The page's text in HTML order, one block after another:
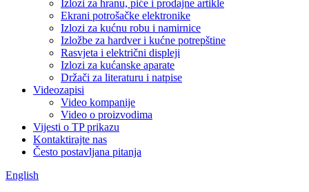
Izlozi za hranu, piće i prodajne artikle
Ekrani potrošačke elektronike
Izlozi za kućnu robu i namirnice
Izložbe za hardver i kućne potrepštine
Rasvjeta i električni displeji
Izlozi za kućanske aparate
Držači za literaturu i natpise
Videozapisi
Video kompanije
Video o proizvodima
Vijesti o TP prikazu
Kontaktirajte nas
Često postavljana pitanja
English